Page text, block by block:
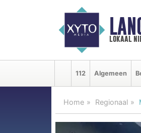
lokaal
112 Algemeen
Home Regionaal